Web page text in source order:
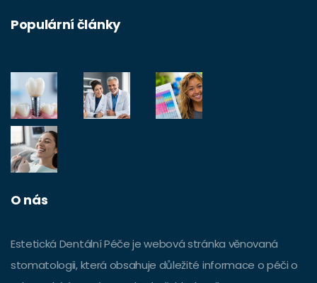
Populární články
O nás
Estetická Dentální Péče je webová stránka věnovaná
stomatologii, která obsahuje důležité informace o péči o